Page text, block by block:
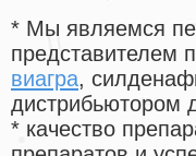
* Мы являемся
представителем
виагра,
дистрибьютором
* качество